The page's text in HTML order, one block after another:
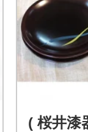
( 桜井漆